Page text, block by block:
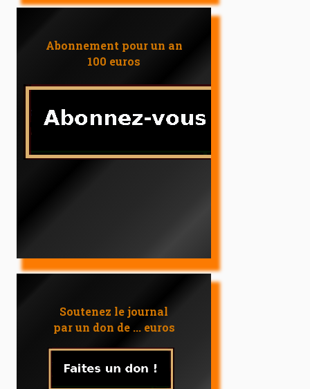
Abonnement pour un an
100 euros
Soutenez le journal
par un don de ... euros